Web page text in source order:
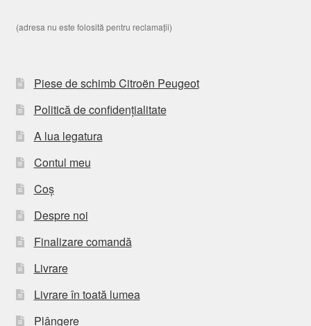
(adresa nu este folosită pentru reclamații)
Piese de schimb Citroën Peugeot
Politică de confidențialitate
A lua legatura
Contul meu
Coș
Despre noi
Finalizare comandă
Livrare
Livrare în toată lumea
Plângere